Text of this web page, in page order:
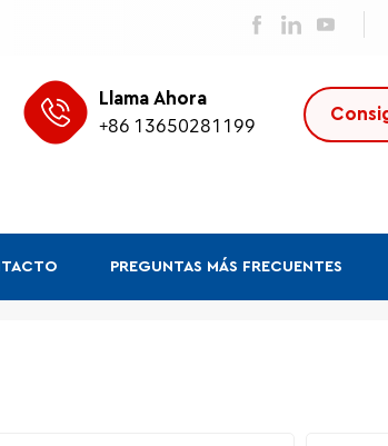
Llama Ahora
+86 13650281199
PREGUNTAS MÁS FRECUENTES